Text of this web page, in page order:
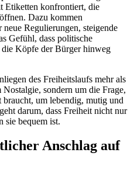
Etiketten konfrontiert, die
Dazu kommen
Regulierungen, steigende
Gefühl, dass politische
die Köpfe der Bürger hinweg
des Freiheitslaufs mehr als
sondern um die Frage,
um lebendig, mutig und
darum, dass Freiheit nicht nur
sie bequem ist.
Anschlag auf